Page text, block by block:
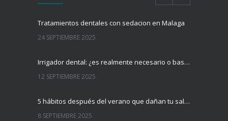
Tratamientos dentales con sedacion en Malaga
24 SEPTIEMBRE 2025
Irrigador dental: ¿es realmente necesario o basta con el cepillo?
12 SEPTIEMBRE 2025
5 hábitos después del verano que dañan tu salud dental (y cómo evitarlos)
8 SEPTIEMBRE 2025